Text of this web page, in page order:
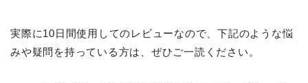
実際に10日間使用してのレビューなので、下記のような悩
みや疑問を持っている方は、ぜひご一読ください。